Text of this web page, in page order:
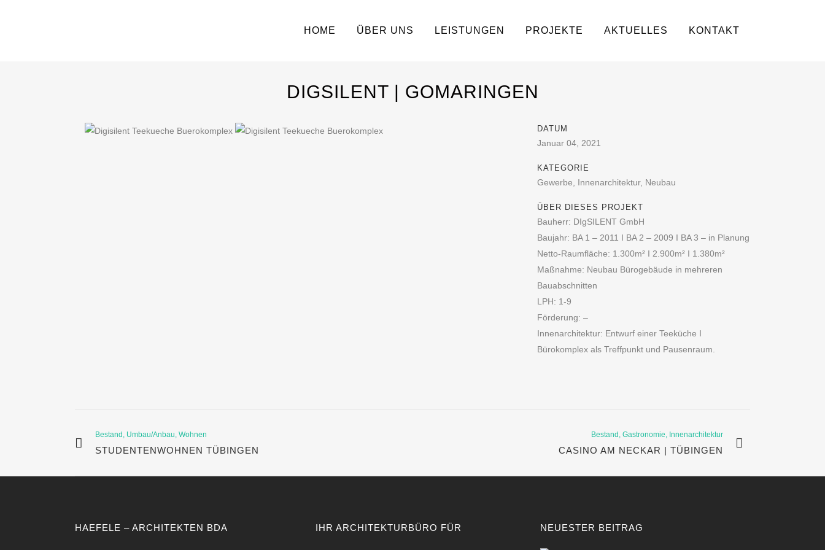
HOME ÜBER UNS LEISTUNGEN PROJEKTE AKTUELLES KONTAKT
DIGSILENT | GOMARINGEN
DATUM
Januar 04, 2021
KATEGORIE
Gewerbe, Innenarchitektur, Neubau
ÜBER DIESES PROJEKT
Bauherr: DIgSILENT GmbH
Baujahr: BA 1 – 2011 I BA 2 – 2009 I BA 3 – in Planung
Netto-Raumfläche: 1.300m² I 2.900m² I 1.380m²
Maßnahme: Neubau Bürogebäude in mehreren
Bauabschnitten
LPH: 1-9
Förderung: –
Innenarchitektur: Entwurf einer Teeküche I
Bürokomplex als Treffpunkt und Pausenraum.
Bestand, Umbau/Anbau, Wohnen
STUDENTENWOHNEN TÜBINGEN
Bestand, Gastronomie, Innenarchitektur
CASINO AM NECKAR | TÜBINGEN
HAEFELE – ARCHITEKTEN BDA IHR ARCHITEKTURBÜRO FÜR NEUESTER BEITRAG